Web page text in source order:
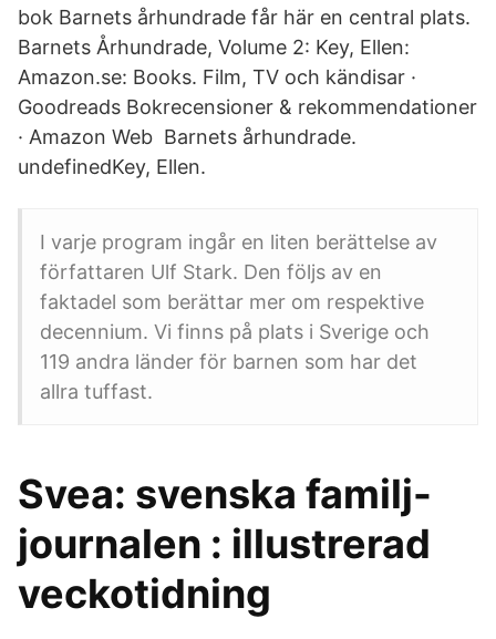
bok Barnets århundrade får här en central plats.
Barnets Århundrade, Volume 2: Key, Ellen:
Amazon.se: Books. Film, TV och kändisar ·
Goodreads Bokrecensioner & rekommendationer
· Amazon Web Barnets århundrade.
undefinedKey, Ellen.
I varje program ingår en liten berättelse av
författaren Ulf Stark. Den följs av en
faktadel som berättar mer om respektive
decennium. Vi finns på plats i Sverige och
119 andra länder för barnen som har det
allra tuffast.
Svea: svenska familj-
journalen : illustrerad
veckotidning